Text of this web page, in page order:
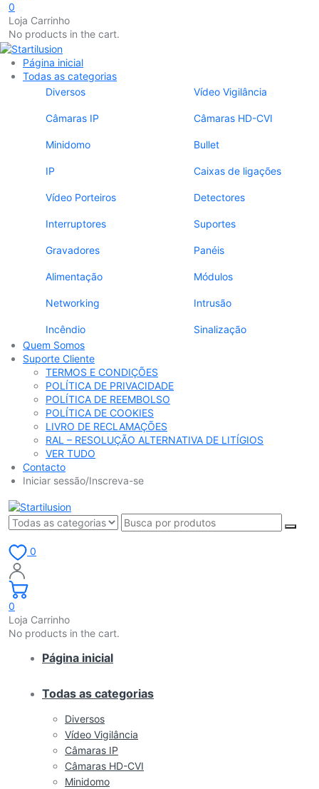
0
Loja Carrinho
No products in the cart.
Página inicial
Todas as categorias
Diversos
Vídeo Vigilância
Câmaras IP Câmaras HD-CVI
Minidomo Bullet
IP Caixas de ligações
Vídeo Porteiros Detectores
Interruptores Suportes
Gravadores Panéis
Alimentação Módulos
Networking Intrusão
Incêndio
Sinalização
Quem Somos
Suporte Cliente
TERMOS E CONDIÇÕES
POLÍTICA DE PRIVACIDADE
POLÍTICA DE REEMBOLSO
POLÍTICA DE COOKIES
LIVRO DE RECLAMAÇÕES
RAL – RESOLUÇÃO ALTERNATIVA DE LITÍGIOS
VER TUDO
Contacto
Iniciar sessão/Inscreva-se
0
0
Loja Carrinho
No products in the cart.
Página inicial
Todas as categorias
Diversos
Vídeo Vigilância
Câmaras IP
Câmaras HD-CVI
Minidomo